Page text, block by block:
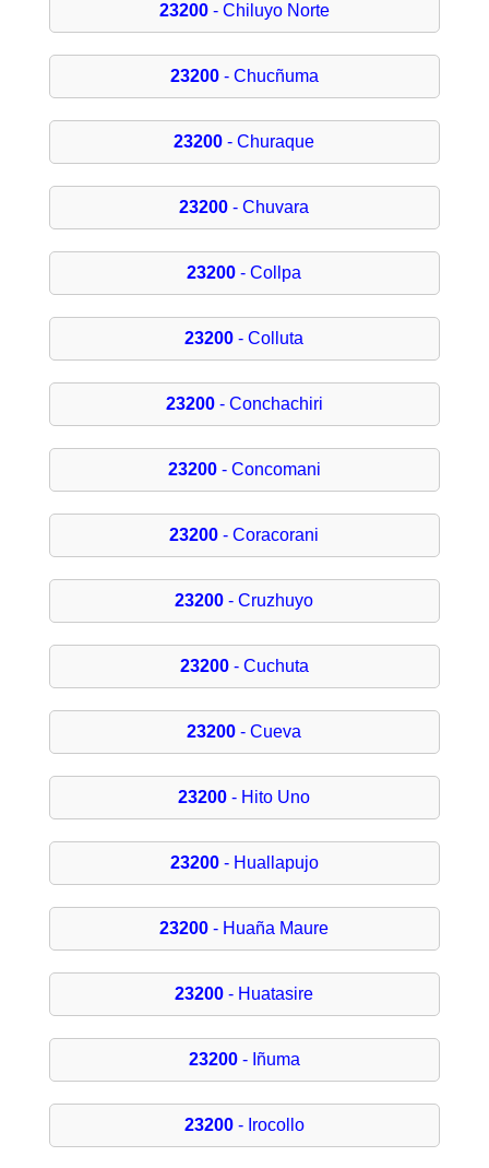
23200- Chiluyo Norte
23200- Chucñuma
23200 - Churaque
23200 - Chuvara
23200 - Collpa
23200 - Colluta
23200- Conchachiri
23200- Concomani
23200 - Coracorani
23200 - Cruzhuyo
23200- Cuchuta
23200 - Cueva
23200 - Hito Uno
23200- Huallapujo
23200 - Huaña Maure
23200 - Huatasire
23200- Iñuma
23200- Irocollo